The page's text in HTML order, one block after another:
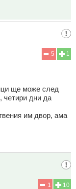
1
5
ще може след
четири дни да
им двор, ама
10
1